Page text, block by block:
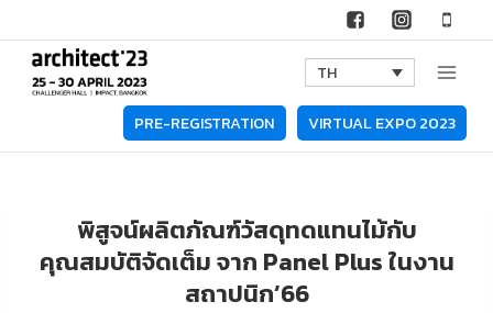
content
TH
PRE-REGISTRATION VIRTUAL EXPO 2023
พิสูจน์ผลิตภัณฑ์วัสดุทดแทนไม้กับ
คุณสมบัติจัดเต็ม จาก Panel Plus ในงาน
สถาปนิก’66